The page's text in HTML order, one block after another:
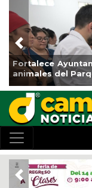
del Parque
Previous
Previous